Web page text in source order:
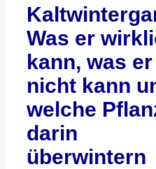
Was er
kann, was er
nicht kann
welche
darin
überwintern